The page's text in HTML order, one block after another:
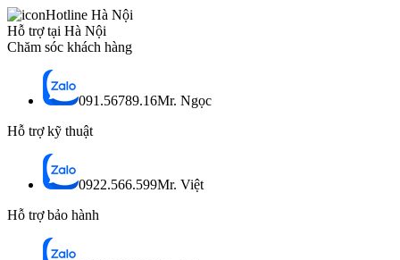
Hotline Hà Nội
Hỗ trợ tại Hà Nội
Chăm sóc khách hàng
091.56789.16Mr. Ngọc
Hỗ trợ kỹ thuật
0922.566.599Mr. Việt
Hỗ trợ bảo hành